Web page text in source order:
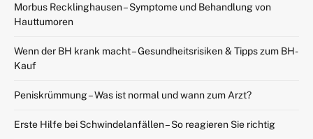
Morbus Recklinghausen – Symptome und Behandlung von
Hauttumoren
Wenn der BH krank macht – Gesundheitsrisiken & Tipps zum BH-
Kauf
Peniskrümmung – Was ist normal und wann zum Arzt?
Erste Hilfe bei Schwindelanfällen – So reagieren Sie richtig